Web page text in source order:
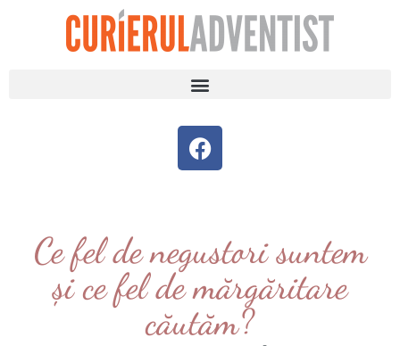
Ce fel de negustori suntem
și ce fel de mărgăritare
căutăm?